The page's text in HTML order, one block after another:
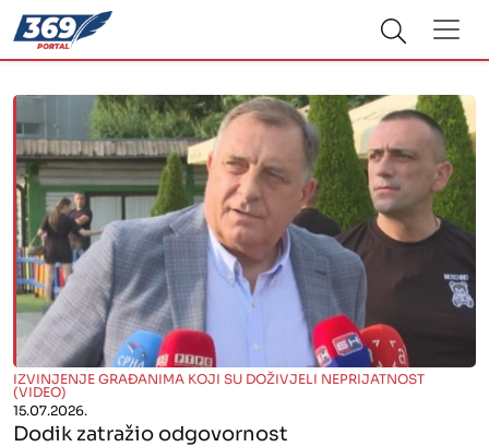
" alt="">
IZVINJENJE GRAĐANIMA KOJI SU DOŽIVJELI NEPRIJATNOST
(VIDEO)
15.07.2026.
Dodik zatražio odgovornost